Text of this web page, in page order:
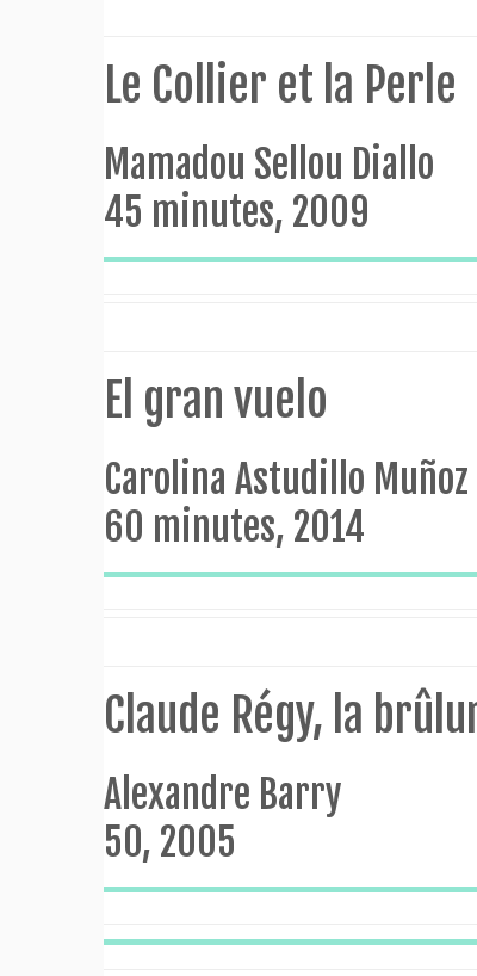
Le Collier et la Perle
Mamadou Sellou Diallo
45 minutes, 2009
El gran vuelo
Carolina Astudillo Muñoz
60 minutes, 2014
Claude Régy, la
Alexandre Barry
50, 2005